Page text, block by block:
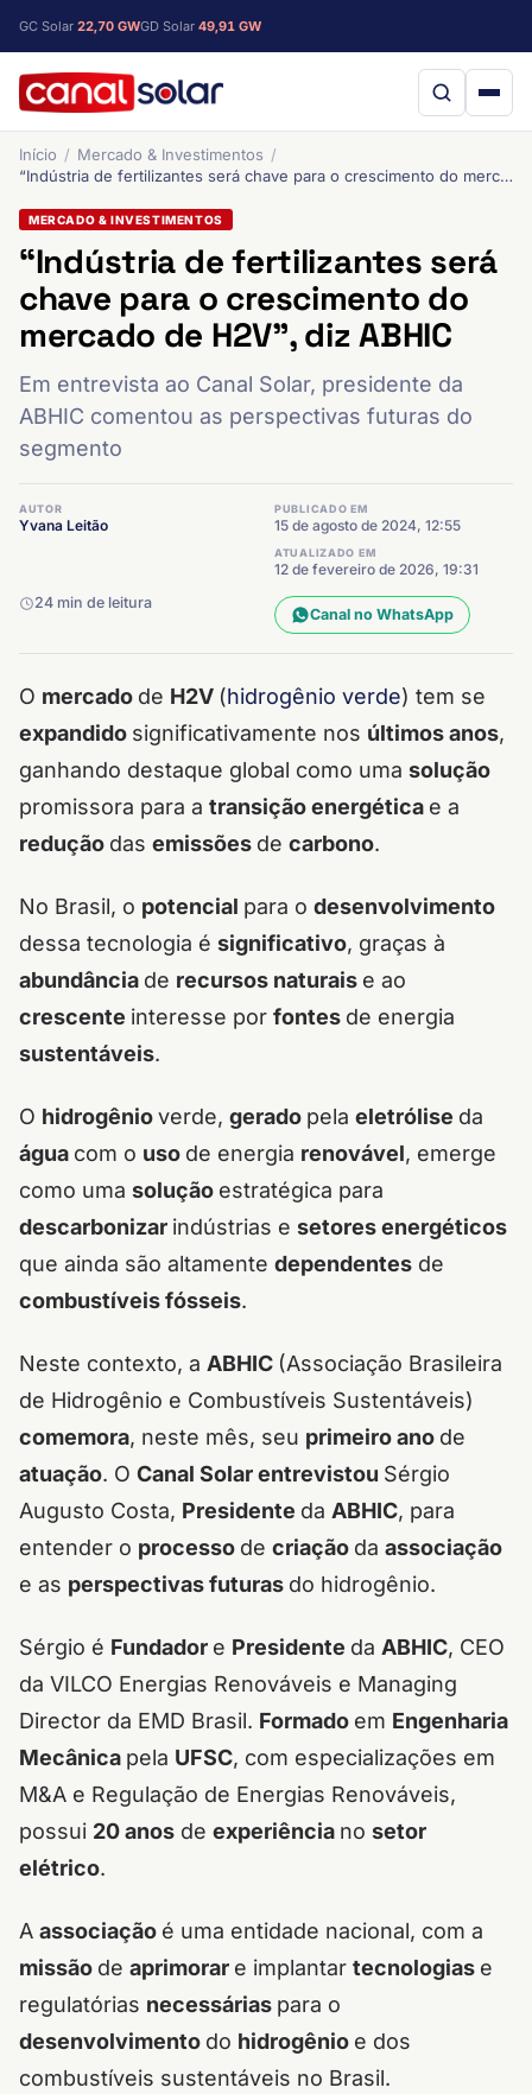
GC Solar 22,70 GWGD Solar 49,91 GW
Início
Mercado & Investimentos
“Indústria de fertilizantes será chave para o crescimento do mercado de H2V”, diz ABHIC
MERCADO & INVESTIMENTOS
“Indústria de fertilizantes será
chave para o crescimento do
mercado de H2V”, diz ABHIC
Em entrevista ao Canal Solar, presidente da
ABHIC comentou as perspectivas futuras do
segmento
AUTOR
Yvana Leitão
PUBLICADO EM
15 de agosto de 2024, 12:55
ATUALIZADO EM
12 de fevereiro de 2026, 19:31
24 min de leitura
Canal no WhatsApp
O mercado de H2V (hidrogênio verde) tem se
expandido significativamente nos últimos anos,
ganhando destaque global como uma solução
promissora para a transição energética e a
redução das emissões de carbono.
No Brasil, o potencial para o desenvolvimento
dessa tecnologia é significativo, graças à
abundância de recursos naturais e ao
crescente interesse por fontes de energia
sustentáveis.
O hidrogênioverde, gerado pela eletrólise da
água com o uso de energia renovável, emerge
como uma solução estratégica para
descarbonizar indústrias e setores energéticos
que ainda são altamente dependentes de
combustíveis fósseis.
Neste contexto, a ABHIC (Associação Brasileira
de Hidrogênio e Combustíveis Sustentáveis)
comemora, neste mês, seu primeiro ano de
atuação. O Canal Solar entrevistou Sérgio
Augusto Costa, Presidente da ABHIC, para
entender o processo de criação da associação
e as perspectivas futuras do hidrogênio.
Sérgio é Fundador e Presidente da ABHIC, CEO
da VILCO Energias Renováveis e Managing
Director da EMD Brasil. Formado em Engenharia
Mecânica pela UFSC, com especializações em
M&A e Regulação de Energias Renováveis,
possui 20 anos de experiência no setor
elétrico.
A associação é uma entidade nacional, com a
missão de aprimorar e implantar tecnologias e
regulatórias necessárias para o
desenvolvimento do hidrogênio e dos
combustíveis sustentáveis no Brasil.